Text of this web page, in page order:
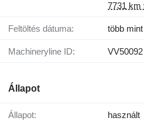
7731 km
Feltöltés dátuma: több
Machineryline ID: VV50092
Állapot
Állapot: használt